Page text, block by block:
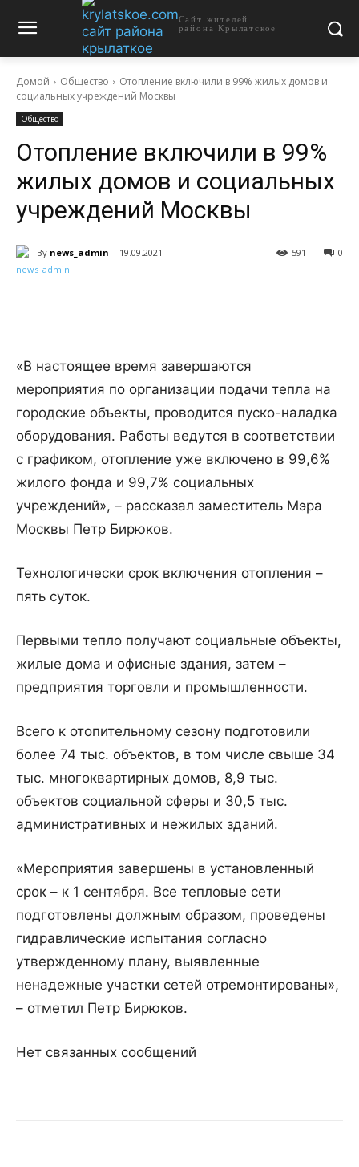
Сайт жителей
района Крылатское
Домой Общество
Отопление включили в 99% жилых домов и
социальных учреждений Москвы
Общество
Отопление включили в 99%
жилых домов и социальных
учреждений Москвы
By news_admin 19.09.2021 0
591
«В настоящее время завершаются
мероприятия по организации подачи тепла на
городские объекты, проводится пуско-наладка
оборудования. Работы ведутся в соответствии
с графиком, отопление уже включено в 99,6%
жилого фонда и 99,7% социальных
учреждений», – рассказал заместитель Мэра
Москвы Петр Бирюков.
Технологически срок включения отопления –
пять суток.
Первыми тепло получают социальные объекты,
жилые дома и офисные здания, затем –
предприятия торговли и промышленности.
Всего к отопительному сезону подготовили
более 74 тыс. объектов, в том числе свыше 34
тыс. многоквартирных домов, 8,9 тыс.
объектов социальной сферы и 30,5 тыс.
административных и нежилых зданий.
«Мероприятия завершены в установленный
срок – к 1 сентября. Все тепловые сети
подготовлены должным образом, проведены
гидравлические испытания согласно
утвержденному плану, выявленные
ненадежные участки сетей отремонтированы»,
– отметил Петр Бирюков.
Нет связанных сообщений